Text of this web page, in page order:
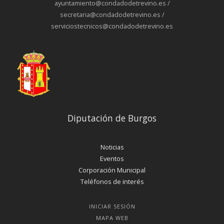
ayuntamiento@condadodetrevino.es /
secretaria@condadodetrevino.es /
serviciostecnicos@condadodetrevino.es
Diputación de Burgos
Noticias
Eventos
Corporación Municipal
Teléfonos de interés
INICIAR SESIÓN
MAPA WEB